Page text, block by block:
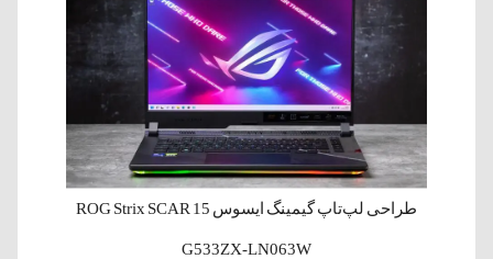
طراحی لپ‌تاپ گیمینگ ایسوس ROG Strix SCAR 15
G533ZX-LN063W